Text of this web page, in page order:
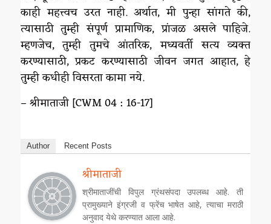
काही महत्त्वच उरत नाही. अर्थात, मी पुन्हा सांगते की,
त्यासाठी तुम्ही संपूर्ण प्रामाणिक, प्रांजळ असले पाहिजे.
म्हणजेच, तुम्ही तुमचे आंतरिक, मध्यवर्ती सत्य व्यक्त
करण्यासाठी, प्रकट करण्यासाठी जीवन जगत आहात, हे
तुम्ही कधीही विसरता कामा नये.
– श्रीमाताजी [CWM 04 : 16-17]
Author Recent Posts
श्रीमाताजी
श्रीमाताजींची विपुल ग्रंथसंपदा उपलब्ध आहे. ती
प्रामुख्याने इंग्रजी व फ्रेंच भाषेत आहे, त्याचा मराठी
अनुवाद येथे करण्यात आला आहे.